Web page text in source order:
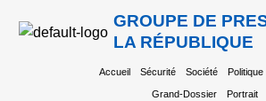
GROUPE DE
LA RÉPUBLIQUE
Accueil Sécurité Société Politique
Grand-Dossier Portrait